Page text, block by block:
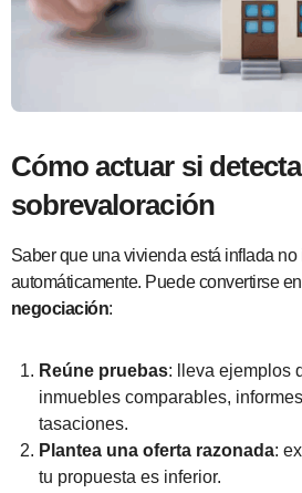
Cómo actuar si
sobrevaloración
Saber que una vivienda está inflada
automáticamente. Puede convertirse
negociación:
Reúne pruebas: lleva ejemplos
inmuebles comparables,
tasaciones.
Plantea una oferta razonada:
tu propuesta es inferior.